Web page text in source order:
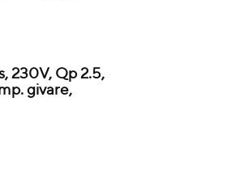
230V, Qp 2.5,
givare,